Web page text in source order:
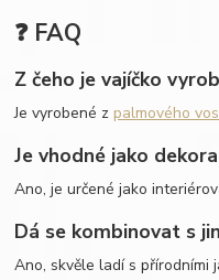
❓ FAQ
Z čeho je vajíčko
Je vyrobené z palmového
Je vhodné jako
Ano, je určené jako
Dá se kombinovat s
Ano, skvěle ladí s přírodními